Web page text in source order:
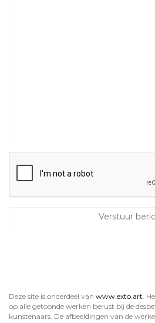
Deze site is onderdeel van www.exto.art.
op alle getoonde werken berust bij de
kunstenaars. De afbeeldingen van de